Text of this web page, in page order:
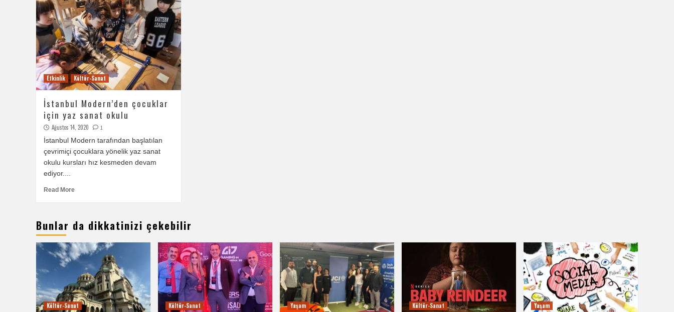
Etkinlik Kültür-Sanat
İstanbul Modern’den çocuklar
için yaz sanat okulu
Ağustos 14, 2020 1
İstanbul Modern tarafından başlatılan
çevrimiçi çocuklara yönelik yaz sanat
okulu kursları hız kesmeden devam
ediyor....
Read More
Bunlar da dikkatinizi çekebilir
Kültür-Sanat Kültür-Sanat Yaşam Kültür-Sanat Yaşam